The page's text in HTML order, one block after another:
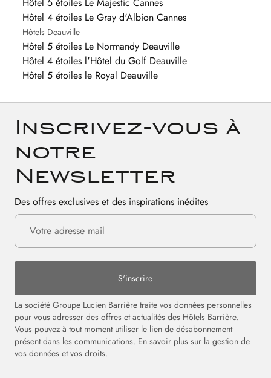
Hôtel 4 étoiles Le Gray d'Albion Cannes
Hôtels Deauville
Hôtel 5 étoiles Le Normandy Deauville
Hôtel 4 étoiles l'Hôtel du Golf Deauville
Hôtel 5 étoiles le Royal Deauville
Inscrivez-vous à
notre
Newsletter
Des offres exclusives et des inspirations inédites
S'inscrire
La société Groupe Lucien Barrière traite vos données personnelles
pour vous adresser des offres et actualités des Hôtels Barrière.
Vous pouvez à tout moment utiliser le lien de désabonnement
présent dans les communications. En savoir plus sur la gestion de
vos données et vos droits.